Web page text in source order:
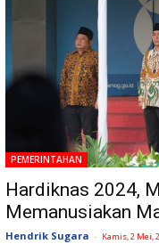
PEMERINTAHAN
Hardiknas 2024,
Memanusiakan
Hendrik Sugara - Kamis, 2 Mei,